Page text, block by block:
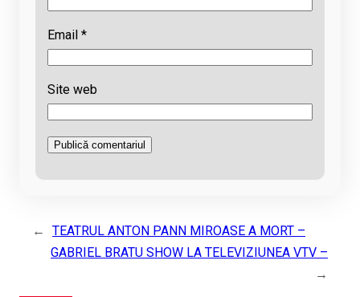
Email *
Site web
←
TEATRUL ANTON PANN MIROASE A MORT –
GABRIEL BRATU SHOW LA TELEVIZIUNEA VTV –
→